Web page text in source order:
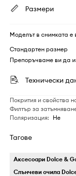
Размери
Моделът в снимката е
Стандартен размер
Препоръчваме ви да
Технически
Покрития и свойства
Филтър за
Поляризация: Не
Тагове
Аксесоари Dolce &
Слънчеви очила